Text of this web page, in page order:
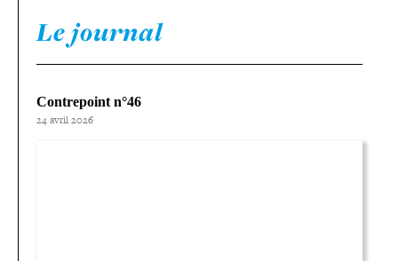
Le journal
Contrepoint n°46
24 avril 2026